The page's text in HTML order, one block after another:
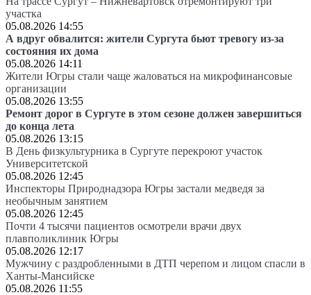
участка
05.08.2026 14:55
А вдруг обвалится: жители Сургута бьют тревогу из-за
состояния их дома
05.08.2026 14:11
Жители Югры стали чаще жаловаться на микрофинансовые
организации
05.08.2026 13:55
Ремонт дорог в Сургуте в этом сезоне должен завершиться
до конца лета
05.08.2026 13:15
В День физкультурника в Сургуте перекроют участок
Университетской
05.08.2026 12:45
Инспекторы Природнадзора Югры застали медведя за
необычным занятием
05.08.2026 12:45
Почти 4 тысячи пациентов осмотрели врачи двух
плавполиклиник Югры
05.08.2026 12:17
Мужчину с раздробленными в ДТП черепом и лицом спасли в
Ханты-Мансийске
05.08.2026 11:55